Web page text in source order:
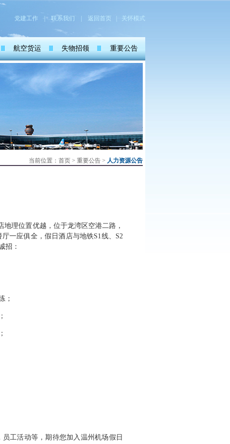
党建工作 | 联系我们 返回首页 | 关怀模式
航空货运 失物招领 重要公告
当前位置： 首页 > 重要公告 > 人力资源公告
理位置优越，位于龙湾区空港二路，
一应俱全，假日酒店与地铁S1线、S2
招：
；
工活动等，期待您加入温州机场假日